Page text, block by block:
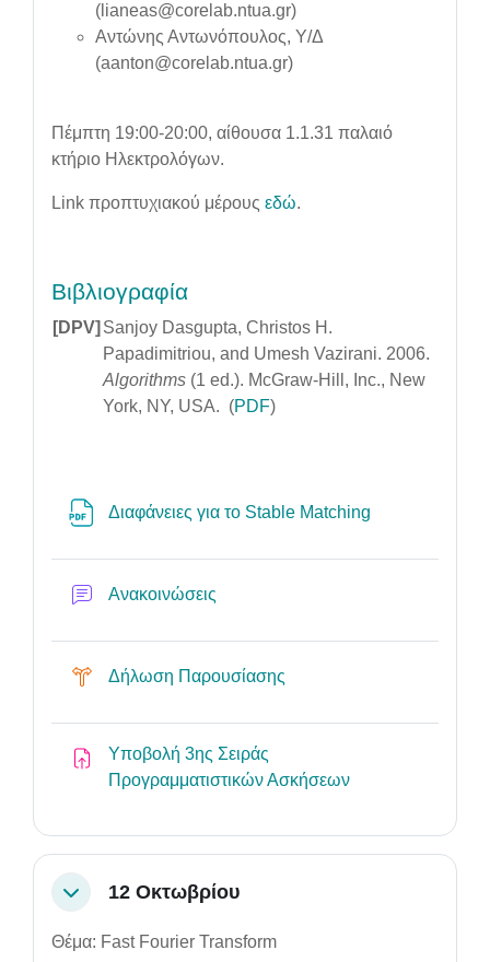
(lianeas@corelab.ntua.gr)
Αντώνης Αντωνόπουλος, Υ/Δ
(aanton@corelab.ntua.gr)
Πέμπτη 19:00-20:00, αίθουσα 1.1.31 παλαιό
κτήριο Ηλεκτρολόγων.
Link προπτυχιακού μέρους εδώ.
Βιβλιογραφία
[DPV] Sanjoy Dasgupta, Christos H.
Papadimitriou, and Umesh Vazirani. 2006.
Algorithms (1 ed.). McGraw-Hill, Inc., New
York, NY, USA. (PDF)
Διαφάνειες για το Stable Matching
Ανακοινώσεις
Δήλωση Παρουσίασης
Υποβολή 3ης Σειράς
Προγραμματιστικών ΑσκήσεωνAssignment
Collapse12 Οκτωβρίου
Θέμα: Fast Fourier Transform